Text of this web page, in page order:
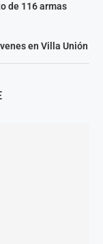
de 116 armas
en Villa Unión